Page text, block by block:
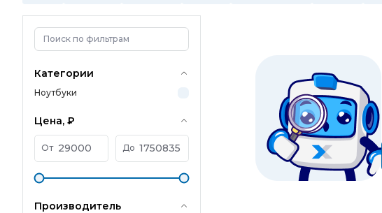
SSD 1 Тб
SSD 2 Тб 13" 14" 15.6" 16"
Intel Core Ultra 5
RGB клавиш
в реестре Минпромторга
Категории
Ноутбуки
Цена, ₽
От До
Производитель